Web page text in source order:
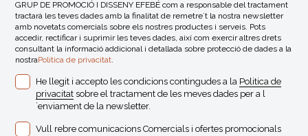
GRUP DE PROMOCIÓ I DISSENY EFEBÉ com a responsable del tractament
tractarà les teves dades amb la finalitat de remetre´t la nostra newsletter
amb novetats comercials sobre els nostres productes i serveis. Pots
accedir, rectificar i suprimir les teves dades, així com exercir altres drets
consultant la informació addicional i detallada sobre protecció de dades a la
nostraPolitica de privacitat.
He llegit i accepto les condicions contingudes a la Politica de
privacitat sobre el tractament de les meves dades per a l
´enviament de la newsletter.
Vull rebre comunicacions Comercials i ofertes promocionals